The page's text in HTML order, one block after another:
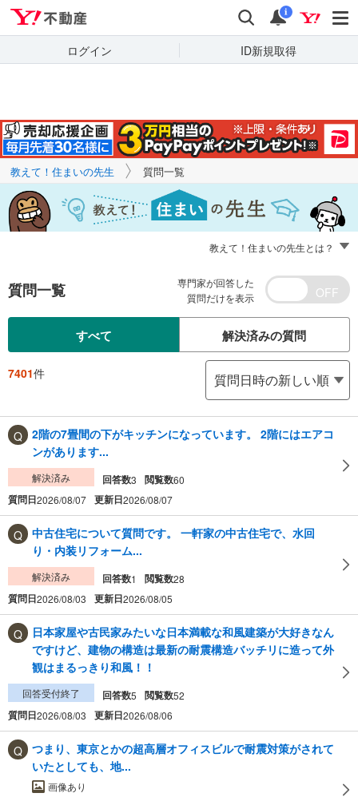
検索 通知
i
ログイン ID新規取得
キーワードで
質問を探す
教えて！住まいの先生 質問一覧
教えて！住まいの先生とは？
質問一覧
専門家が回答した
質問だけを表示
すべて 解決済みの質問
7401件
2階の7畳間の下がキッチンになっています。 2階にはエアコ
ンがあります...
解決済み 回答数3 閲覧数60
質問日2026/08/07 更新日2026/08/07
中古住宅について質問です。 一軒家の中古住宅で、水回
り・内装リフォーム...
解決済み 回答数1 閲覧数28
質問日2026/08/03 更新日2026/08/05
日本家屋や古民家みたいな日本満載な和風建築が大好きなん
ですけど、建物の構造は最新の耐震構造バッチリに造って外
観はまるっきり和風！！
回答受付終了 回答数5 閲覧数52
質問日2026/08/03 更新日2026/08/06
つまり、東京とかの超高層オフィスビルで耐震対策がされて
いたとしても、地...
画像あり